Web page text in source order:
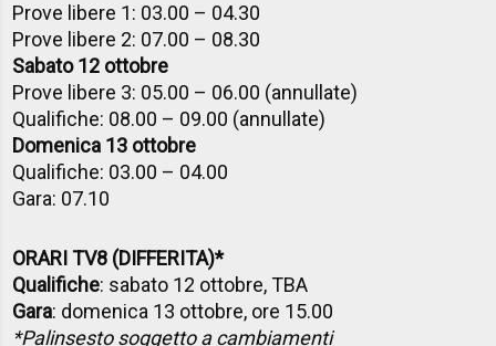
Prove libere 1: 03.00 – 04.30
Prove libere 2: 07.00 – 08.30
Sabato 12 ottobre
Prove libere 3: 05.00 – 06.00 (annullate)
Qualifiche: 08.00 – 09.00 (annullate)
Domenica 13 ottobre
Qualifiche: 03.00 – 04.00
Gara: 07.10
ORARI TV8 (DIFFERITA)*
Qualifiche: sabato 12 ottobre, TBA
Gara: domenica 13 ottobre, ore 15.00
*Palinsesto soggetto a cambiamenti